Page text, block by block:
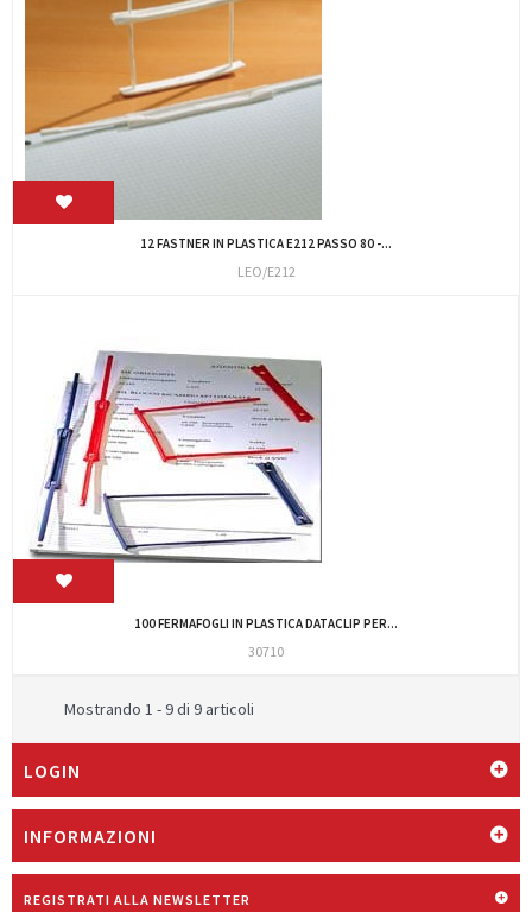
12 FASTNER IN PLASTICA E212 PASSO 80 -...
LEO/E212
100 FERMAFOGLI IN PLASTICA DATACLIP PER...
30710
Mostrando 1 - 9 di 9 articoli
LOGIN
INFORMAZIONI
REGISTRATI ALLA NEWSLETTER